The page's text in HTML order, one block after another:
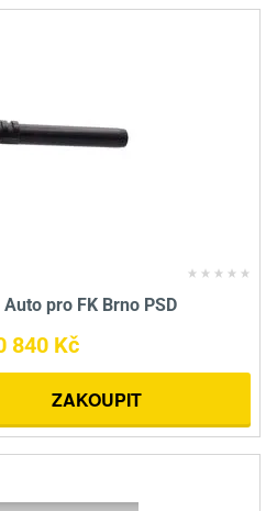
pro FK Brno PSD
840 Kč
ZAKOUPIT